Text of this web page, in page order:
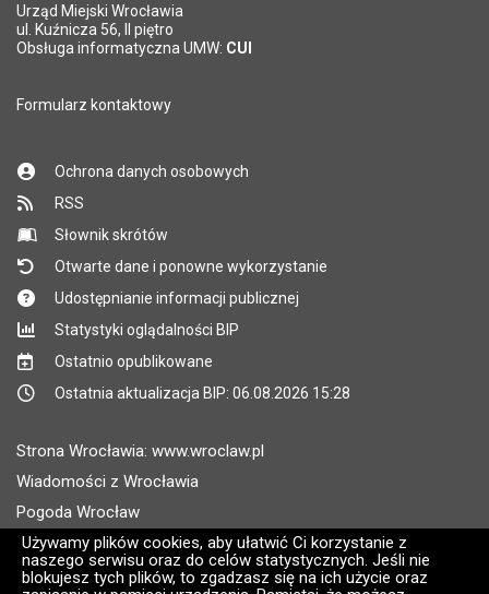
Używamy plików cookies, aby ułatwić Ci korzystanie z
naszego serwisu oraz do celów statystycznych. Jeśli nie
blokujesz tych plików, to zgadzasz się na ich użycie oraz
Urząd Miejski Wrocławia
ul. Kuźnicza 56, II piętro
Obsługa informatyczna UMW: CUI
Formularz kontaktowy
Ochrona danych osobowych
RSS
Słownik skrótów
Otwarte dane i ponowne wykorzystanie
Udostępnianie informacji publicznej
Statystyki oglądalności BIP
Ostatnio opublikowane
Ostatnia aktualizacja BIP: 06.08.2026 15:28
Strona Wrocławia: www.wroclaw.pl
Wiadomości z Wrocławia
Pogoda Wrocław
Rozkłady jazdy MPK Wrocław
Administratorem wroclaw.pl jest: ARAW